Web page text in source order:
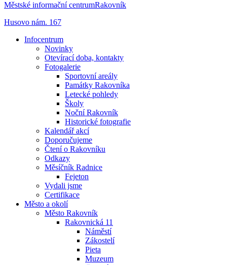
Městské informační centrumRakovník
Husovo nám. 167
Infocentrum
Novinky
Otevírací doba, kontakty
Fotogalerie
Sportovní areály
Památky Rakovníka
Letecké pohledy
Školy
Noční Rakovník
Historické fotografie
Kalendář akcí
Doporučujeme
Čtení o Rakovníku
Odkazy
Měsíčník Radnice
Fejeton
Vydali jsme
Certifikace
Město a okolí
Město Rakovník
Rakovnická 11
Náměstí
Zákostelí
Pieta
Muzeum